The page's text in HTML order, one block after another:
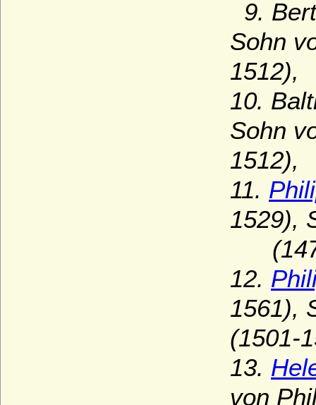
9.
Sohn
1512),
10.
Sohn
1512),
11.
1529),
12.
1561),
(1501-
13.
von